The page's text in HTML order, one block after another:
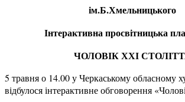
ім.Б.Хмельницького
Інтерактивна просвітницька
ЧОЛОВІК ХХІ
5 травня о 14.00 у Черкаському обласному
відбулося інтерактивне обговорення